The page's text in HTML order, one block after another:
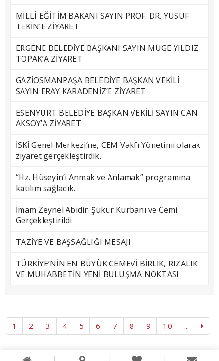
MİLLÎ EĞİTİM BAKANI SAYIN PROF. DR. YUSUF
TEKİN’E ZİYARET
ERGENE BELEDİYE BAŞKANI SAYIN MÜGE YILDIZ
TOPAK’A ZİYARET
GAZİOSMANPAŞA BELEDİYE BAŞKAN VEKİLİ
SAYIN ERAY KARADENİZ’E ZİYARET
ESENYURT BELEDİYE BAŞKAN VEKİLİ SAYIN CAN
AKSOY’A ZİYARET
İSKİ Genel Merkezi’ne, CEM Vakfı Yönetimi olarak
ziyaret gerçekleştirdik.
“Hz. Hüseyin’i Anmak ve Anlamak” programına
katılım sağladık.
İmam Zeynel Abidin Şükür Kurbanı ve Cemi
Gerçekleştirildi
TAZİYE VE BAŞSAĞLIĞI MESAJI
TÜRKİYE’NİN EN BÜYÜK CEMEVİ BİRLİK, RIZALIK
VE MUHABBETİN YENİ BULUŞMA NOKTASI
1 2 3 4 5 6 7 8 9 10 ...